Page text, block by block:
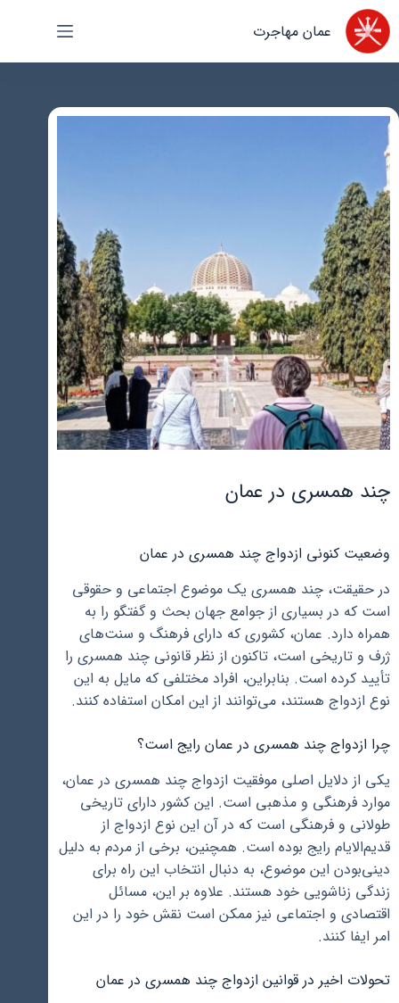
پرش
به
محتوا
عمان مهاجرت
چند همسری در عمان
وضعیت کنونی ازدواج چند همسری در عمان
در حقیقت، چند همسری یک موضوع اجتماعی و حقوقی
است که در بسیاری از جوامع جهان بحث و گفتگو را به
همراه دارد. عمان، کشوری که دارای فرهنگ و سنت‌های
ژرف و تاریخی است، تاکنون از نظر قانونی چند همسری را
تأیید کرده است. بنابراین، افراد مختلفی که مایل به این
نوع ازدواج هستند، می‌توانند از این امکان استفاده کنند.
چرا ازدواج چند همسری در عمان رایج است؟
یکی از دلایل اصلی موفقیت ازدواج چند همسری در عمان،
موارد فرهنگی و مذهبی است. این کشور دارای تاریخی
طولانی و فرهنگی است که در آن این نوع ازدواج از
قدیم‌الایام رایج بوده است. همچنین، برخی از مردم به دلیل
دینی‌بودن این موضوع، به دنبال انتخاب این راه برای
زندگی زناشویی خود هستند. علاوه بر این، مسائل
اقتصادی و اجتماعی نیز ممکن است نقش خود را در این
امر ایفا کنند.
تحولات اخیر در قوانین ازدواج چند همسری در عمان